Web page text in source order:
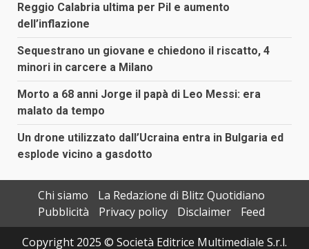
Reggio Calabria ultima per Pil e aumento
dell’inflazione
Sequestrano un giovane e chiedono il riscatto, 4
minori in carcere a Milano
Morto a 68 anni Jorge il papà di Leo Messi: era
malato da tempo
Un drone utilizzato dall’Ucraina entra in Bulgaria ed
esplode vicino a gasdotto
Chi siamo
La Redazione di Blitz Quotidiano
Pubblicità
Privacy policy Disclaimer
Feed
Copyright 2025 © Società Editrice Multimediale S.r.l.